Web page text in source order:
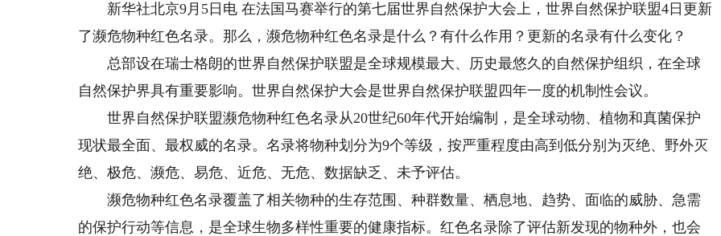
新华社北京9月5日电 在法国马赛举行的第七届世界自然保护大会上，世界自然保护联盟4日更新
了濒危物种红色名录。那么，濒危物种红色名录是什么？有什么作用？更新的名录有什么变化？
总部设在瑞士格朗的世界自然保护联盟是全球规模最大、历史最悠久的自然保护组织，在全球
自然保护界具有重要影响。世界自然保护大会是世界自然保护联盟四年一度的机制性会议。
世界自然保护联盟濒危物种红色名录从20世纪60年代开始编制，是全球动物、植物和真菌保护
现状最全面、最权威的名录。名录将物种划分为9个等级，按严重程度由高到低分别为灭绝、野外灭
绝、极危、濒危、易危、近危、无危、数据缺乏、未予评估。
濒危物种红色名录覆盖了相关物种的生存范围、种群数量、栖息地、趋势、面临的威胁、急需
的保护行动等信息，是全球生物多样性重要的健康指标。红色名录除了评估新发现的物种外，也会